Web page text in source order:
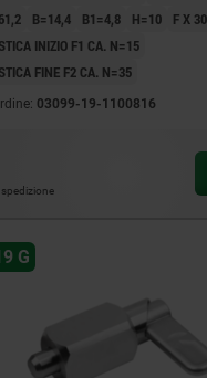
B=14,4 B1=4,8 H=10
F X
INIZIO F1 CA. N=15
FINE F2 CA. N=35
03099-19-1100816
spedizione
G